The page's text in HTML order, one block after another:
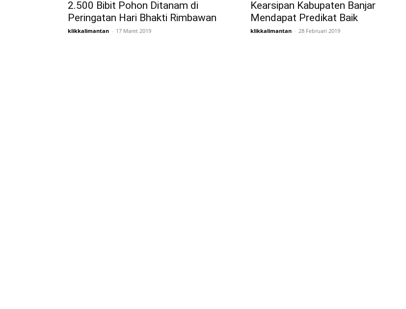
2.500 Bibit Pohon Ditanam di
Peringatan Hari Bhakti Rimbawan
klikkalimantan - 17 Maret 2019
Kearsipan Kabupaten Banjar
Mendapat Predikat Baik
klikkalimantan - 28 Februari 2019